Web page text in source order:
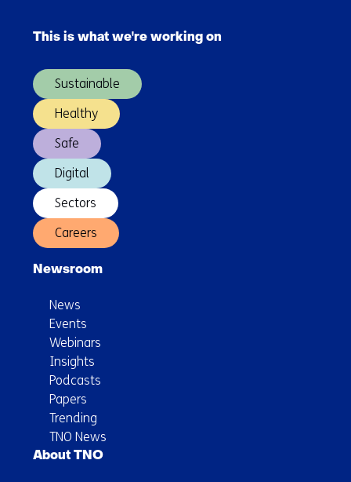
(Main
This is what we're working on
Sustainable
Healthy
Safe
Digital
Sectors
Careers
Newsroom
News
Events
Webinars
Insights
Podcasts
Papers
Trending
TNO News
About TNO